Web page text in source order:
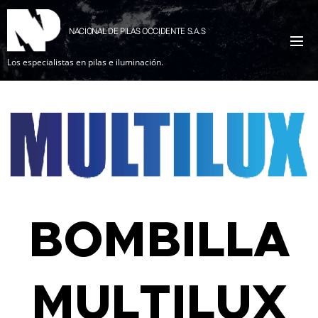
NACIONAL DE PILAS OCCIDENTE S.A.S
Los especialistas en pilas e iluminación.
BOMBILLA
MULTILUX